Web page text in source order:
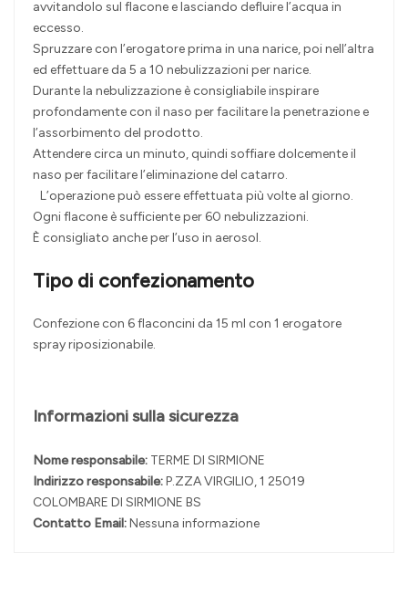
avvitandolo sul flacone e lasciando defluire l’acqua in
eccesso.
Spruzzare con l’erogatore prima in una narice, poi nell’altra
ed effettuare da 5 a 10 nebulizzazioni per narice.
Durante la nebulizzazione è consigliabile inspirare
profondamente con il naso per facilitare la penetrazione e
l’assorbimento del prodotto.
Attendere circa un minuto, quindi soffiare dolcemente il
naso per facilitare l’eliminazione del catarro.
L’operazione può essere effettuata più volte al giorno.
Ogni flacone è sufficiente per 60 nebulizzazioni.
È consigliato anche per l’uso in aerosol.
Tipo di confezionamento
Confezione con 6 flaconcini da 15 ml con 1 erogatore
spray riposizionabile.
Informazioni sulla sicurezza
Nome responsabile: TERME DI SIRMIONE
Indirizzo responsabile:P.ZZA VIRGILIO, 1 25019
COLOMBARE DI SIRMIONE BS
Contatto Email:Nessuna informazione